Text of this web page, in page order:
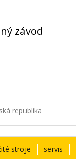
závod
republika
stroje servis